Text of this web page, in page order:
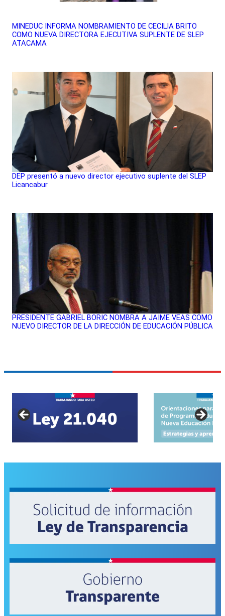
MINEDUC INFORMA NOMBRAMIENTO DE CECILIA BRITO
COMO NUEVA DIRECTORA EJECUTIVA SUPLENTE DE SLEP
ATACAMA
DEP presentó a nuevo director ejecutivo suplente del SLEP
Licancabur
PRESIDENTE GABRIEL BORIC NOMBRA A JAIME VEAS COMO
NUEVO DIRECTOR DE LA DIRECCIÓN DE EDUCACIÓN PÚBLICA